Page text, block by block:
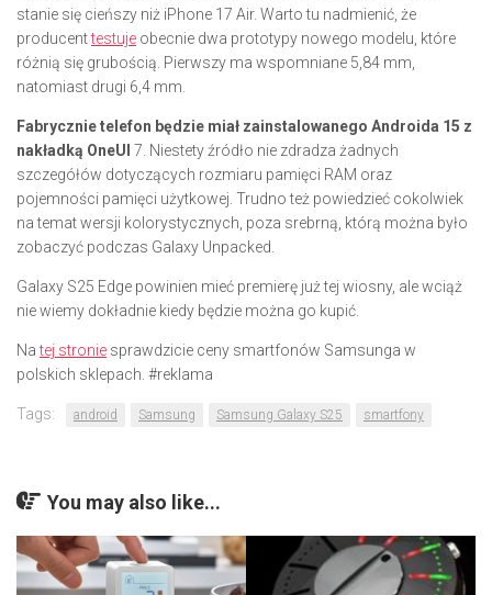
stanie się cieńszy niż iPhone 17 Air. Warto tu nadmienić, że
producenttestuje obecnie dwa prototypy nowego modelu, które
różnią się grubością. Pierwszy ma wspomniane 5,84 mm,
natomiast drugi 6,4 mm.
Fabrycznie telefon będzie miał zainstalowanego Androida 15 z
nakładką OneUI 7. Niestety źródło nie zdradza żadnych
szczegółów dotyczących rozmiaru pamięci RAM oraz
pojemności pamięci użytkowej. Trudno też powiedzieć cokolwiek
na temat wersji kolorystycznych, poza srebrną, którą można było
zobaczyć podczas Galaxy Unpacked.
Galaxy S25 Edge powinien mieć premierę już tej wiosny, ale wciąż
nie wiemy dokładnie kiedy będzie można go kupić.
Natej stronie sprawdzicie ceny smartfonów Samsunga w
polskich sklepach. #reklama
Tags: android Samsung Samsung Galaxy S25 smartfony
You may also like...